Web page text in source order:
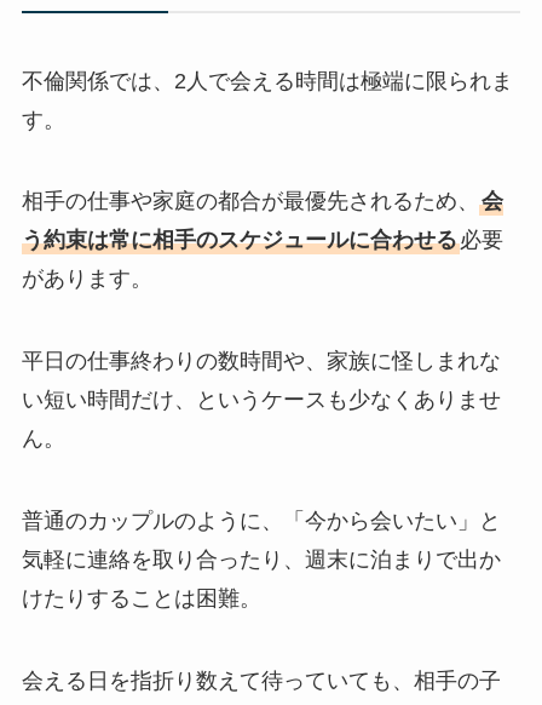
不倫関係では、2人で会える時間は極端に限られま
す。
相手の仕事や家庭の都合が最優先されるため、 会
う約束は常に相手のスケジュールに合わせる必要
があります。
平日の仕事終わりの数時間や、家族に怪しまれな
い短い時間だけ、というケースも少なくありませ
ん。
普通のカップルのように、「今から会いたい」と
気軽に連絡を取り合ったり、週末に泊まりで出か
けたりすることは困難。
会える日を指折り数えて待っていても、相手の子